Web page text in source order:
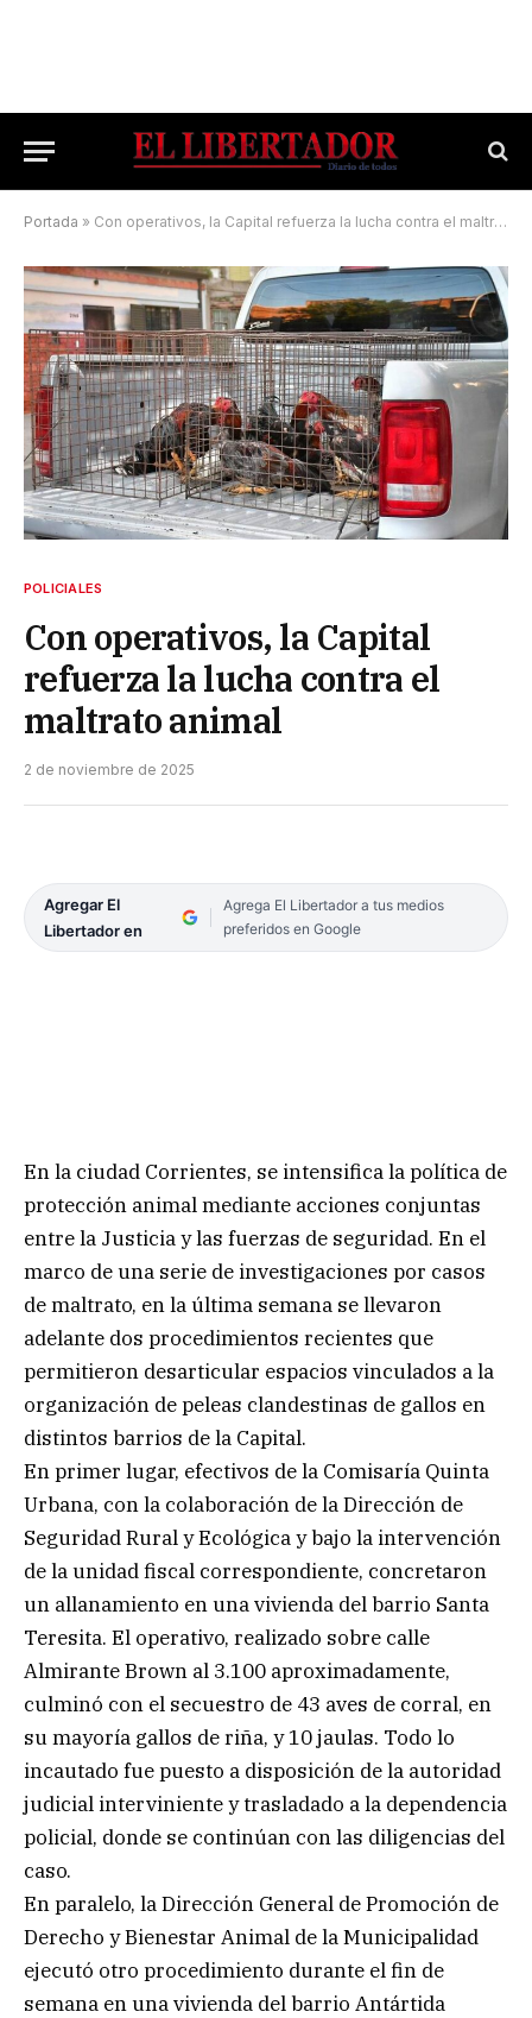
Portada » Con operativos, la Capital refuerza la lucha contra el maltrato animal
POLICIALES
Con operativos, la Capital
refuerza la lucha contra el
maltrato animal
2 de noviembre de 2025
Agregar El
Libertador en
Agrega El Libertador a tus medios
preferidos en Google
En la ciudad Corrientes, se intensifica la política de
protección animal mediante acciones conjuntas
entre la Justicia y las fuerzas de seguridad. En el
marco de una serie de investigaciones por casos
de maltrato, en la última semana se llevaron
adelante dos procedimientos recientes que
permitieron desarticular espacios vinculados a la
organización de peleas clandestinas de gallos en
distintos barrios de la Capital.
En primer lugar, efectivos de la Comisaría Quinta
Urbana, con la colaboración de la Dirección de
Seguridad Rural y Ecológica y bajo la intervención
de la unidad fiscal correspondiente, concretaron
un allanamiento en una vivienda del barrio Santa
Teresita. El operativo, realizado sobre calle
Almirante Brown al 3.100 aproximadamente,
culminó con el secuestro de 43 aves de corral, en
su mayoría gallos de riña, y 10 jaulas. Todo lo
incautado fue puesto a disposición de la autoridad
judicial interviniente y trasladado a la dependencia
policial, donde se continúan con las diligencias del
caso.
En paralelo, la Dirección General de Promoción de
Derecho y Bienestar Animal de la Municipalidad
ejecutó otro procedimiento durante el fin de
semana en una vivienda del barrio Antártida